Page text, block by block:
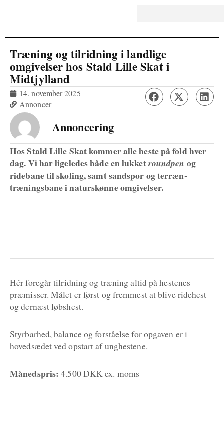
Træning og tilridning i landlige
omgivelser hos Stald Lille Skat i
Midtjylland
14. november 2025
Annoncer
Annoncering
Hos Stald Lille Skat kommer alle heste på fold hver
dag. Vi har ligeledes både en lukketroundpen og
ridebane til skoling, samt sandspor og terræn-
træningsbane i naturskønne omgivelser.
Hér foregår tilridning og træning altid på hestenes
præmisser. Målet er først og fremmest at blive ridehest –
og dernæst løbshest.
Styrbarhed, balance og forståelse for opgaven er i
hovedsædet ved opstart af unghestene.
Månedspris:4.500 DKK ex. moms